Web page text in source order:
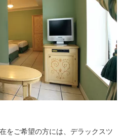
をご希望の方には、デラックスツ